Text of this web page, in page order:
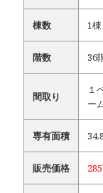
棟数 1棟
階数 36
間取り
１
ー
専有面積
販売価格